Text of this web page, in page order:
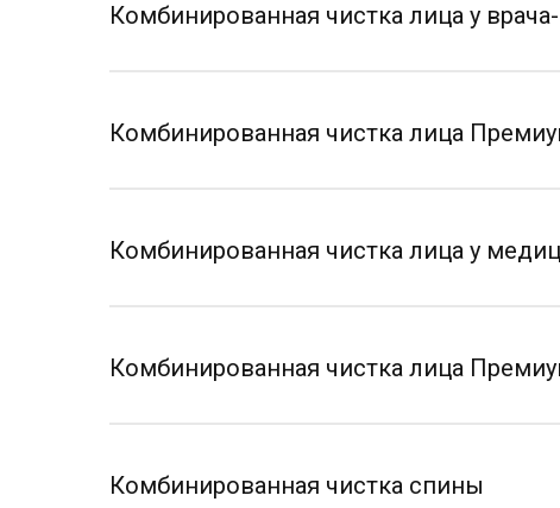
Комбинированная чистка лица у
Комбинированная чистка лица
Комбинированная чистка лица у
Комбинированная чистка лица
Комбинированная чистка спины